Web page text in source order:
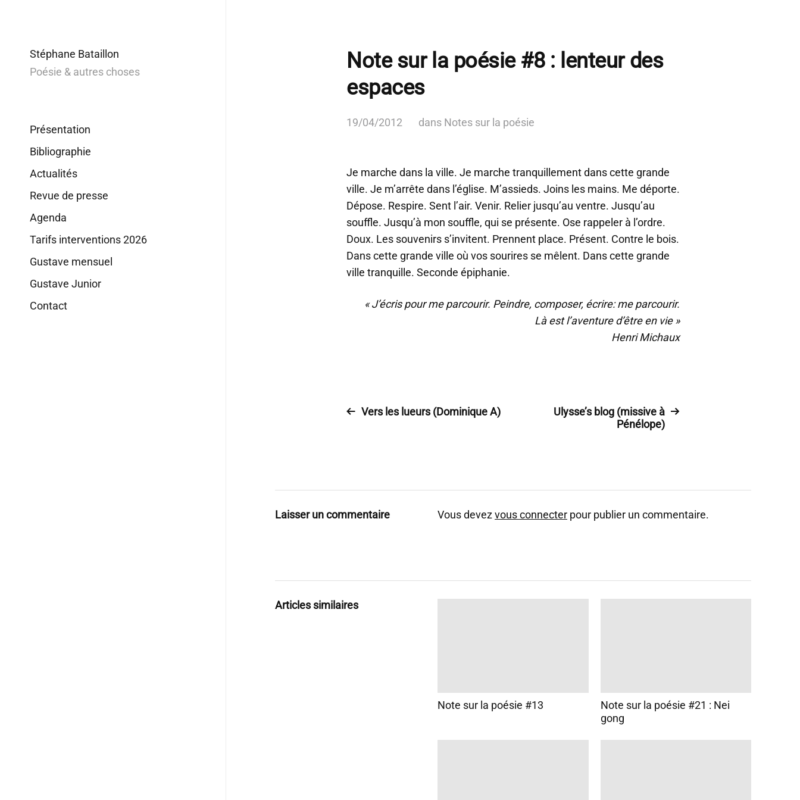
Stéphane Bataillon
Poésie & autres choses
Présentation
Bibliographie
Actualités
Revue de presse
Agenda
Tarifs interventions 2026
Gustave mensuel
Gustave Junior
Contact
Note sur la poésie #8 : lenteur des
espaces
19/04/2012 dans Notes sur la poésie
Je marche dans la ville. Je marche tranquillement dans cette grande
ville. Je m’arrête dans l’église. M’assieds. Joins les mains. Me déporte.
Dépose. Respire. Sent l’air. Venir. Relier jusqu’au ventre. Jusqu’au
souffle. Jusqu’à mon souffle, qui se présente. Ose rappeler à l’ordre.
Doux. Les souvenirs s’invitent. Prennent place. Présent. Contre le bois.
Dans cette grande ville où vos sourires se mêlent. Dans cette grande
ville tranquille. Seconde épiphanie.
« J’écris pour me parcourir. Peindre, composer, écrire: me parcourir.
Là est l’aventure d’être en vie »
Henri Michaux
Vers les lueurs (Dominique A)
Ulysse’s blog (missive à
Pénélope)
Laisser un commentaire Vous devezvous connecter pour publier un commentaire.
Articles similaires
Note sur la poésie #13
Note sur la poésie #21 : Nei
gong